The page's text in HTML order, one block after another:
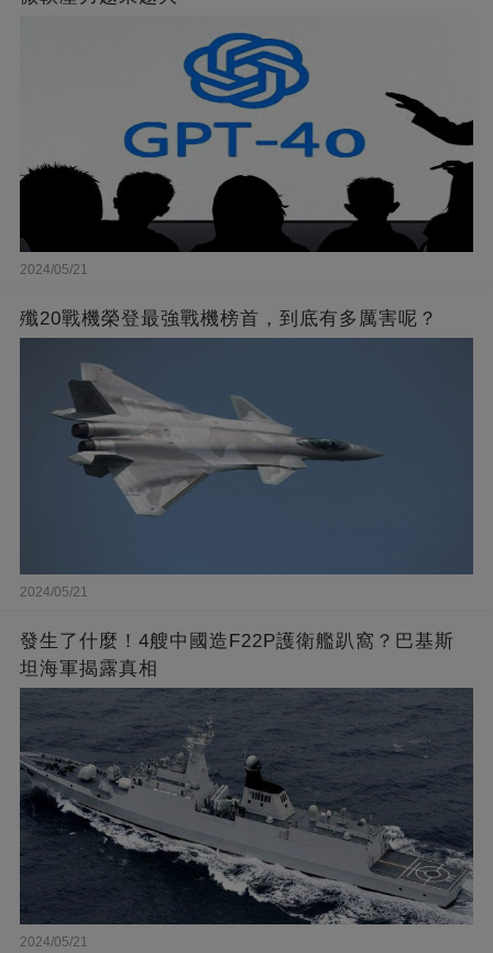
2024/05/21
殲20戰機榮登最強戰機榜首，到底有多厲害呢？
2024/05/21
發生了什麼！4艘中國造F22P護衛艦趴窩？巴基斯
坦海軍揭露真相
2024/05/21